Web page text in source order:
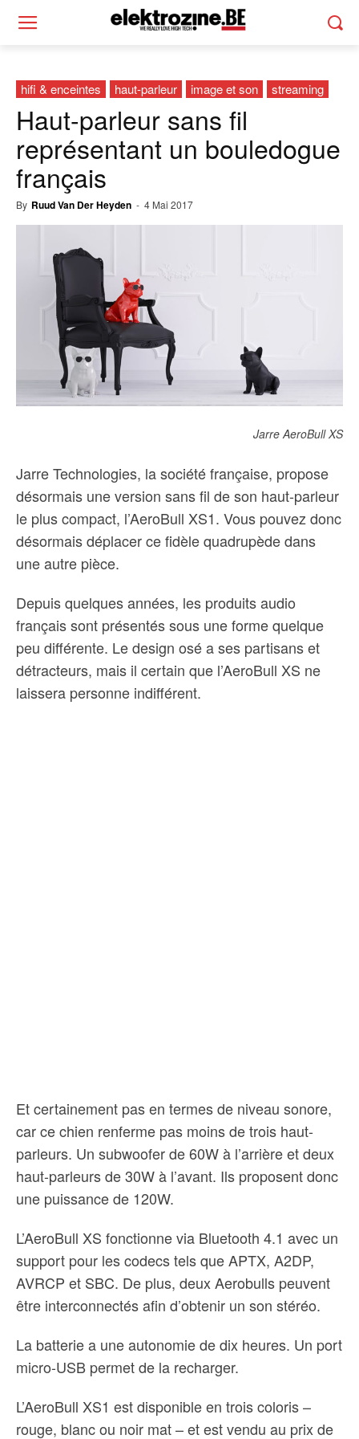
hifi & enceintes haut-parleur image et son streaming
Haut-parleur sans fil
représentant un bouledogue
français
By Ruud Van Der Heyden - 4 Mai 2017
Jarre AeroBull XS
Jarre Technologies, la société française, propose
désormais une version sans fil de son haut-parleur
le plus compact, l’AeroBull XS1. Vous pouvez donc
désormais déplacer ce fidèle quadrupède dans
une autre pièce.
Depuis quelques années, les produits audio
français sont présentés sous une forme quelque
peu différente. Le design osé a ses partisans et
détracteurs, mais il certain que l’AeroBull XS ne
laissera personne indifférent.
Et certainement pas en termes de niveau sonore,
car ce chien renferme pas moins de trois haut-
parleurs. Un subwoofer de 60W à l’arrière et deux
haut-parleurs de 30W à l’avant. Ils proposent donc
une puissance de 120W.
L’AeroBull XS fonctionne via Bluetooth 4.1 avec un
support pour les codecs tels que APTX, A2DP,
AVRCP et SBC. De plus, deux Aerobulls peuvent
être interconnectés afin d’obtenir un son stéréo.
La batterie a une autonomie de dix heures. Un port
micro-USB permet de la recharger.
L’AeroBull XS1 est disponible en trois coloris –
rouge, blanc ou noir mat – et est vendu au prix de